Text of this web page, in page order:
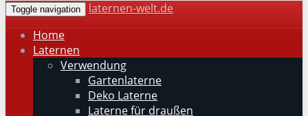
Toggle navigation
laternen-welt.de
Home
Laternen
Verwendung
Gartenlaterne
Deko Laterne
Laterne für draußen